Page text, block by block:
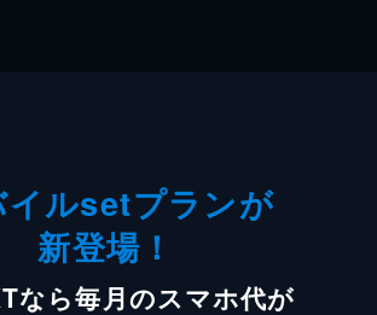
イルsetプランが
新登場！
なら毎月のスマホ代が